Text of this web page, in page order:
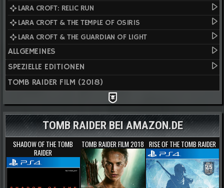
LARA CROFT: RELIC RUN
LARA CROFT & THE TEMPLE OF OSIRIS
LARA CROFT & THE GUARDIAN OF LIGHT
ALLGEMEINES
SPEZIELLE EDITIONEN
TOMB RAIDER FILM (2018)
TOMB RAIDER BEI AMAZON.DE
SHADOW OF THE TOMB
RAIDER
TOMB RAIDER FILM 2018 RISE OF THE TOMB RAIDER